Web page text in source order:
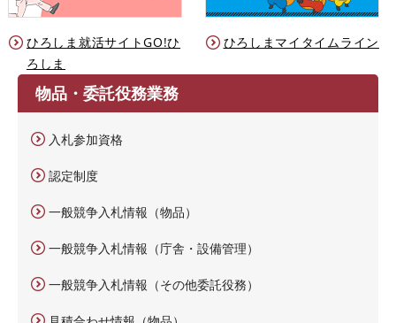
ひろしま就活サイトGO!ひ
ろしま
ひろしまマイタイムライン
物品・委託役務業務
入札参加資格
認定制度
一般競争入札情報（物品）
一般競争入札情報（庁舎・設備管理）
一般競争入札情報（その他委託役務）